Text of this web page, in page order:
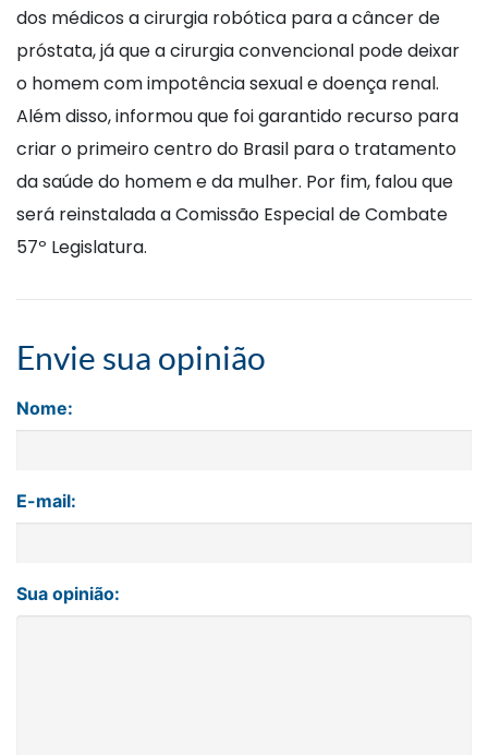
dos médicos a cirurgia robótica para a câncer de
próstata, já que a cirurgia convencional pode deixar
o homem com impotência sexual e doença renal.
Além disso, informou que foi garantido recurso para
criar o primeiro centro do Brasil para o tratamento
da saúde do homem e da mulher. Por fim, falou que
será reinstalada a Comissão Especial de Combate
57º Legislatura.
Envie sua opinião
Nome:
E-mail:
Sua opinião: